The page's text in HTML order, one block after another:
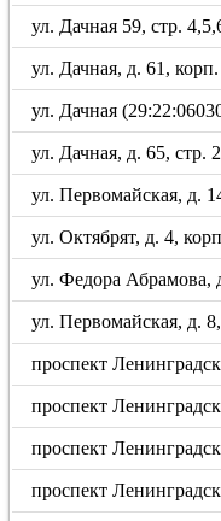
ул. Дачная 59, стр.
ул. Дачная, д. 61, корп.
ул. Дачная
ул. Дачная, д. 65, стр.
ул. Первомайская, д.
ул. Октябрят, д. 4,
ул. Федора Абрамова,
ул. Первомайская, д.
проспект
проспект
проспект
проспект